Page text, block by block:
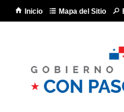
Inicio Mapa del Sitio